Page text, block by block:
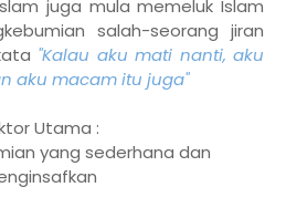
juga mula memeluk Islam
salah-seorang jiran
"Kalau aku mati nanti, aku
aku macam itu juga"
Utama :
yang sederhana dan